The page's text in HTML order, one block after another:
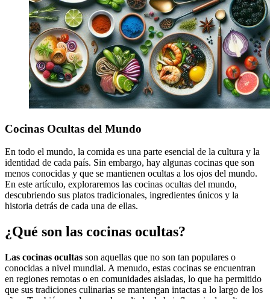
Cocinas Ocultas del Mundo
En todo el mundo, la comida es una parte esencial de la cultura y la
identidad de cada país. Sin embargo, hay algunas cocinas que son
menos conocidas y que se mantienen ocultas a los ojos del mundo.
En este artículo, exploraremos las cocinas ocultas del mundo,
descubriendo sus platos tradicionales, ingredientes únicos y la
historia detrás de cada una de ellas.
¿Qué son las cocinas ocultas?
Las cocinas ocultas son aquellas que no son tan populares o
conocidas a nivel mundial. A menudo, estas cocinas se encuentran
en regiones remotas o en comunidades aisladas, lo que ha permitido
que sus tradiciones culinarias se mantengan intactas a lo largo de los